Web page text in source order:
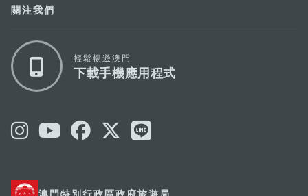
澳門特別行政區政府旅遊局
關注我們
輕鬆暢遊澳門
下載手機應用程式